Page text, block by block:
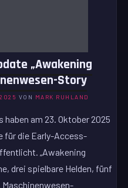
„Awakening
Story
VON MARK RUHLAND
haben am 23. Oktober 2025
für die Early-Access-
„Awakening
drei spielbare Helden, fünf
Maschinenwesen-